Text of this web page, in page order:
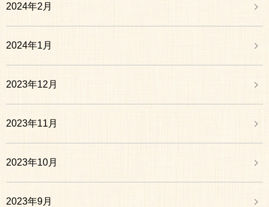
2024年2月
2024年1月
2023年12月
2023年11月
2023年10月
2023年9月